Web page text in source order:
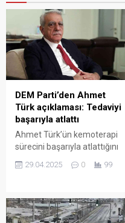
DEM Parti’den Ahmet
Türk açıklaması: Tedaviyi
başarıyla atlattı
Ahmet Türk’ün kemoterapi
sürecini başarıyla atlattığını
“Yürütülen barış
inanıyoruz” dedi.
29.04.2025 0 99